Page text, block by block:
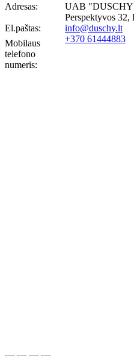
Adresas:
UAB
Perspektyvos 32,
El.paštas:
info@duschy.lt
Mobilaus
telefono
numeris:
+370 61444883